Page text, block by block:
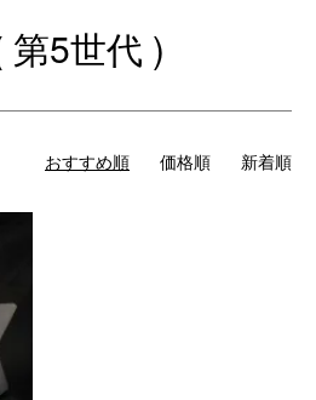
5世代 )
おすすめ順 価格順 新着順